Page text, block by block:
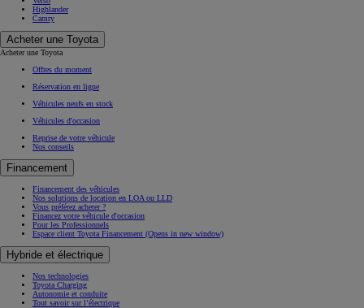
Highlander
Camry
Acheter une Toyota
Acheter une Toyota
Offres du moment
Réservation en ligne
Véhicules neufs en stock
Véhicules d'occasion
Reprise de votre véhicule
Nos conseils
Financement
Financement des véhicules
Nos solutions de location en LOA ou LLD
Vous préférez acheter ?
Financez votre véhicule d'occasion
Pour les Professionnels
Espace client Toyota Financement (Opens in new window)
Hybride et électrique
Nos technologies
Toyota Charging
Autonomie et conduite
Tout savoir sur l’électrique